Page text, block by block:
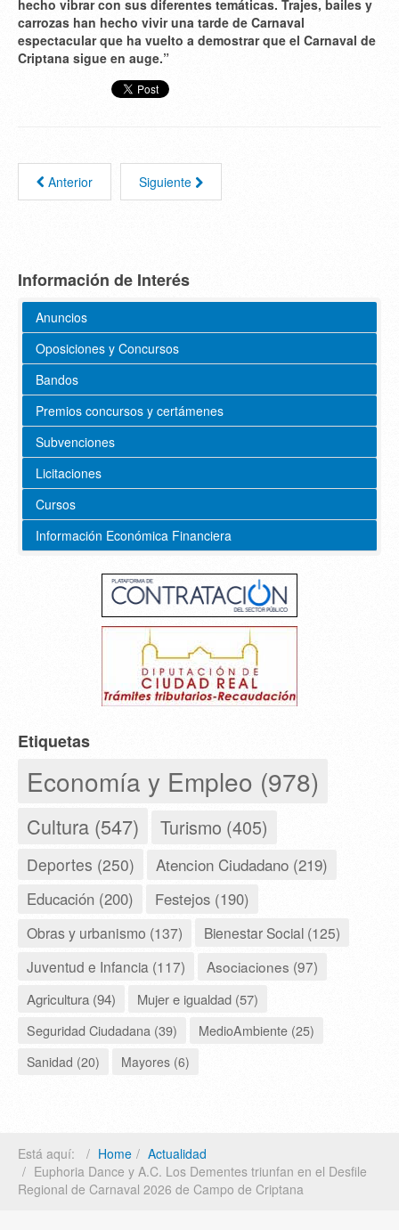
hecho vibrar con sus diferentes temáticas. Trajes, bailes y
carrozas han hecho vivir una tarde de Carnaval
espectacular que ha vuelto a demostrar que el Carnaval de
Criptana sigue en auge.”
Anterior Siguiente
Información de Interés
Anuncios
Oposiciones y Concursos
Bandos
Premios concursos y certámenes
Subvenciones
Licitaciones
Cursos
Información Económica Financiera
Etiquetas
Economía y Empleo (978)
Cultura (547) Turismo (405)
Deportes (250) Atencion Ciudadano (219)
Educación (200) Festejos (190)
Obras y urbanismo (137)
Bienestar Social (125)
Juventud e Infancia (117)
Asociaciones (97)
Agricultura (94)
Mujer e igualdad (57)
Seguridad Ciudadana (39)
MedioAmbiente (25)
Sanidad (20)
Mayores (6)
Está aquí: Home
Actualidad
Euphoria Dance y A.C. Los Dementes triunfan en el Desfile
Regional de Carnaval 2026 de Campo de Criptana